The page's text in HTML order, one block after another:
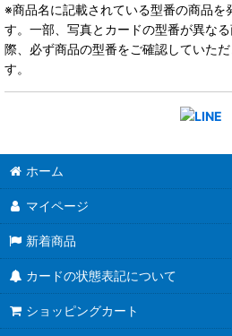
※商品名に記載されている型番の商品を
す。一部、写真とカードの型番が異な
際、必ず商品の型番をご確認していた
す。
ホーム
マイページ
新着商品
カードの状態表記について
ショッピングカート